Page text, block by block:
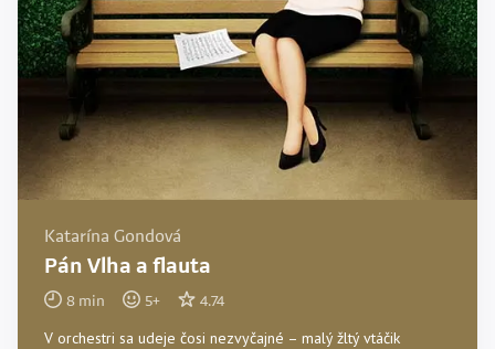
Katarína Gondová
Pán Vlha a flauta
8 min 5+ 4.74
V orchestri sa udeje čosi nezvyčajné – malý žltý vtáčik